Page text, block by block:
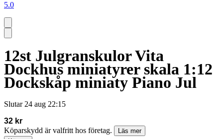
5.0
12st Julgranskulor Vita
Dockhus miniatyrer skala 1:12
Dockskåp miniaty Piano Jul
Slutar 24 aug 22:15
32 kr
Köparskydd är valfritt hos företag.
Läs mer